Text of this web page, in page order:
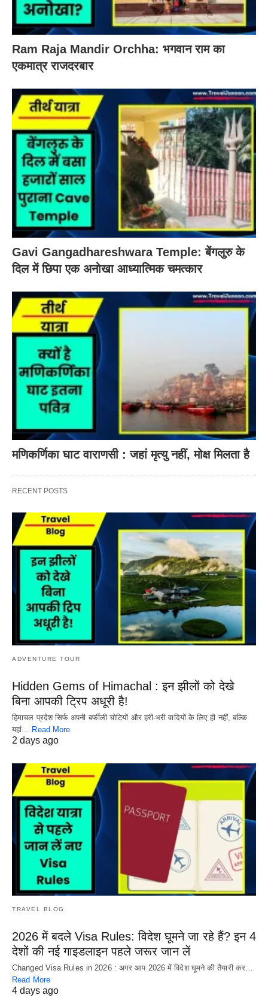
Ram Raja Mandir Orchha: भगवान राम का
एकमात्र राजदरबार
Gavi Gangadhareshwara Temple: बेंगलुरु के
दिल में छिपा एक अनोखा आध्यात्मिक चमत्कार
मणिकर्णिका घाट वाराणसी : जहां मृत्यु नहीं, मोक्ष मिलता है
RECENT POSTS
ADVENTURE TOUR
Hidden Gems of Himachal : इन झीलों को देखे
बिना आपकी ट्रिप अधूरी है!
हिमाचल प्रदेश सिर्फ अपनी बर्फीली चोटियों और हरी-भरी वादियों के लिए ही नहीं, बल्कि
यहां…
Read More
2 days ago
TRAVEL BLOG
2026 में बदले Visa Rules: विदेश घूमने जा रहे हैं? इन 4
देशों की नई गाइडलाइन पहले जरूर जान लें
Changed Visa Rules in 2026 : अगर आप 2026 में विदेश घूमने की तैयारी कर…
Read More
4 days ago